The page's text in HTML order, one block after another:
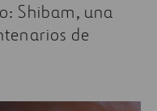
Shibam, una
de